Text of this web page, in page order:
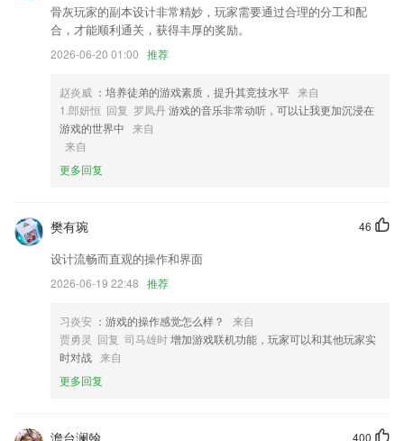
3,一键释放系统内存，彻底清理系统垃圾，加速手机运行速度。
4,平台专人负责管理，如果拍照的时候遇到了什么问题，都可以及时反
6,机智解决Android手机内存管理上的各种优化问题，一键清理优化的内
存管理器。
亚新电竞网站软件优势
2.记录孩子每次的学习记录，更有勋章奖励，激励孩子自主学习。
3.多样化的精选视频素材，采用4步法，逐步精听，提升听力水平能力。
4.街舞；爵士舞；现代舞；钢管舞；肚皮舞；民族舞；芭蕾舞；瘦身舞
蹈；鬼步舞；古典舞；街舞：Hiphop、Popping机械舞、Breaking霹雳
摩登舞、拉丁舞；
5.最快最新第一手考试讯息全掌握，考试后提前放出完整答案，提前预知
各大学校录取分数线。
骨灰玩家的副本设计非常精妙，玩家需要通过合理的分工和配
合，才能顺利通关，获得丰厚的奖励。
2026-06-20 01:00 推荐
赵炎威 ：培养徒弟的游戏素质，提升其竞技水平 来自
1.郎妍恒 回复 罗凤丹游戏的音乐非常动听，可以让我更加沉浸在
游戏的世界中 来自
来自
更多回复
46
樊有琬
设计流畅而直观的操作和界面
2026-06-19 22:48 推荐
习炎安 ：游戏的操作感觉怎么样？
来自
贾勇灵 回复 司马雄时增加游戏联机功能，玩家可以和其他玩家实
时对战 来自
更多回复
400
澹台澜翰